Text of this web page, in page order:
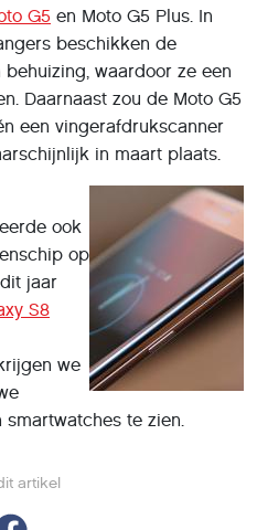
artikel
G5 en Moto G5 Plus. In
beschikken de
waardoor ze een
Daarnaast zou de Moto G5
een vingerafdrukscanner
in maart plaats.
ook
op
jaar
S8
we
te zien.